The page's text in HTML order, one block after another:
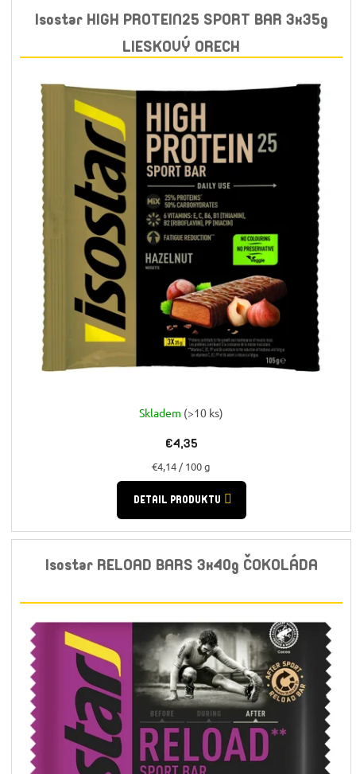
Isostar HIGH PROTEIN25 SPORT BAR 3x35g
LIESKOVÝ ORECH
Skladem (>10 ks)
€4,35
Jednotková
cena:
€4,14 / 100 g
DETAIL PRODUKTU
Isostar RELOAD BARS 3x40g ČOKOLÁDA